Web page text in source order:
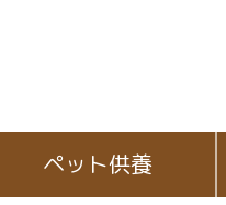
ペット供養